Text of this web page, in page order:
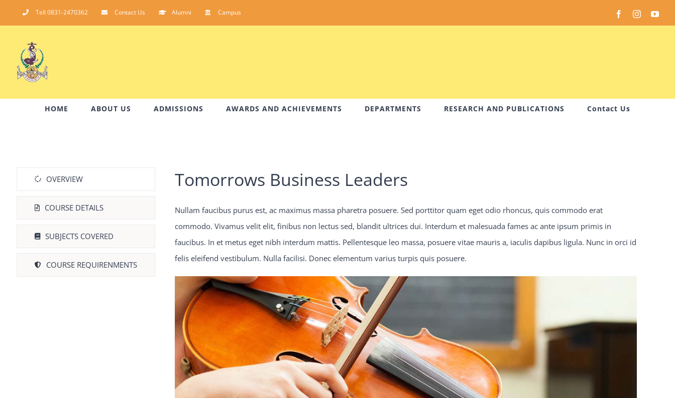
to
Tell 0831-2470362 Contact Us Alumni Campus FacebookInstagram
HOME ABOUT US ADMISSIONS AWARDS AND ACHIEVEMENTS DEPARTMENTS RESEARCH AND PUBLICATIONS Contact Us
OVERVIEW
COURSE DETAILS
SUBJECTS COVERED
COURSE REQUIRENMENTS
Tomorrows Business Leaders
Nullam faucibus purus est, ac maximus massa pharetra posuere. Sed porttitor quam eget odio rhoncus, quis commodo erat
commodo. Vivamus velit elit, finibus non lectus sed, blandit ultrices dui. Interdum et malesuada fames ac ante ipsum primis in
faucibus. In et metus eget nibh interdum mattis. Pellentesque leo massa, posuere vitae mauris a, iaculis dapibus ligula. Nunc in orci id
felis eleifend vestibulum. Nulla facilisi. Donec elementum varius turpis quis posuere.